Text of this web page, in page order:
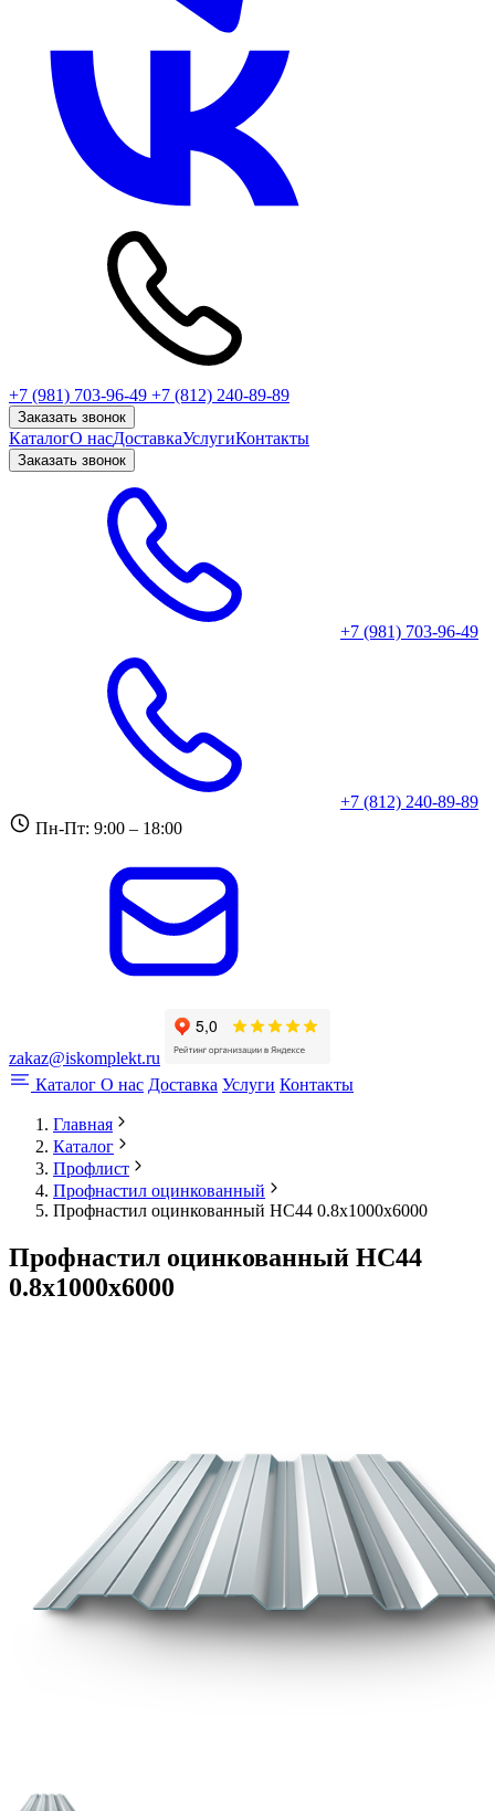
+7 (981) 703-96-49 +7 (812) 240-89-89
Заказать звонок
КаталогО насДоставкаУслугиКонтакты
Заказать звонок
+7 (981) 703-96-49
+7 (812) 240-89-89
Пн-Пт: 9:00 – 18:00
zakaz@iskomplekt.ru
Каталог О нас Доставка Услуги Контакты
Главная
Каталог
Профлист
Профнастил оцинкованный
Профнастил оцинкованный НС44 0.8x1000x6000
Профнастил оцинкованный НС44
0.8x1000x6000